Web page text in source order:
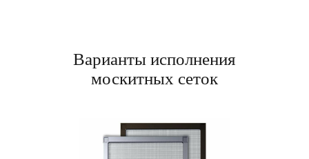
Варианты исполнения
москитных сеток